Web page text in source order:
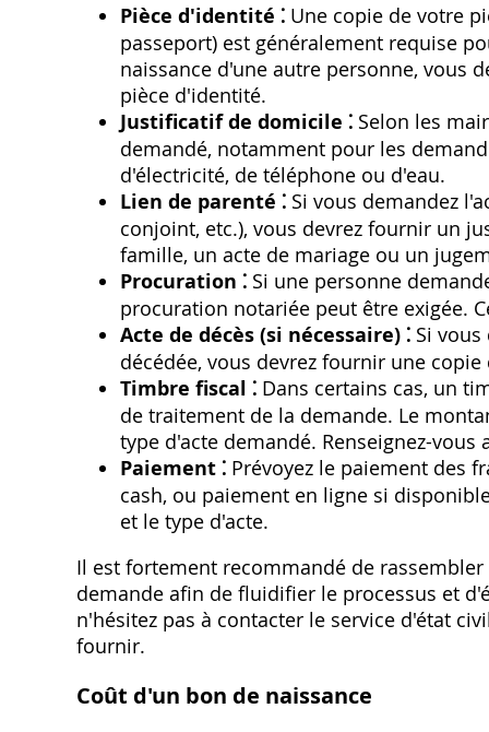
Pièce d'identité ⁚ Une copie de votre
passeport) est généralement requise
naissance d'une autre personne, vous
pièce d'identité.
Justificatif de domicile ⁚ Selon les
demandé, notamment pour les
d'électricité, de téléphone ou d'eau.
Lien de parenté ⁚ Si vous demandez
conjoint, etc.), vous devrez fournir un
famille, un acte de mariage ou un
Procuration ⁚ Si une personne
procuration notariée peut être exigée.
Acte de décès (si nécessaire) ⁚ Si
décédée, vous devrez fournir une copie
Timbre fiscal ⁚ Dans certains cas, un
de traitement de la demande. Le
type d'acte demandé. Renseignez-
Paiement ⁚ Prévoyez le paiement des
cash, ou paiement en ligne si
et le type d'acte.
Il est fortement recommandé de
demande afin de fluidifier le processus et
n'hésitez pas à contacter le service d'état
fournir.
Coût d'un bon de naissance